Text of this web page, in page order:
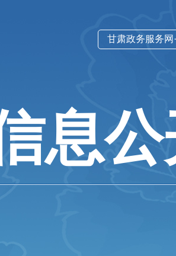
甘肃政务服务网
息